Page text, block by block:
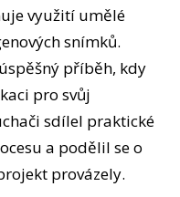
využití umělé
snímků.
příběh, kdy
pro svůj
sdílel praktické
a podělil se o
provázely.